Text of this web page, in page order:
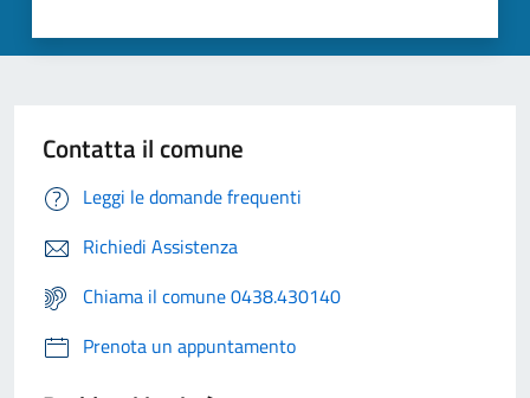
Contatta il comune
Leggi le domande frequenti
Richiedi Assistenza
Chiama il comune 0438.430140
Prenota un appuntamento